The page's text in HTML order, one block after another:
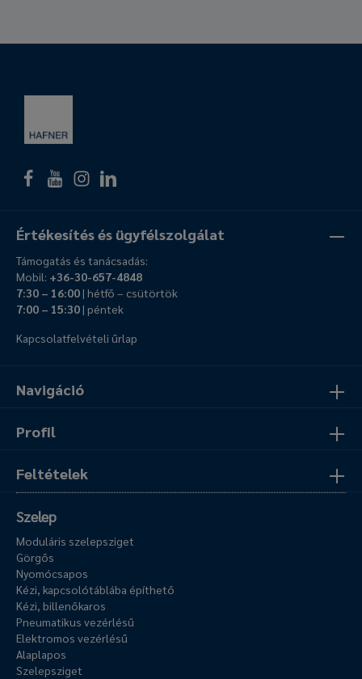
Navigáció
Profil
Feltételek
Értékesítés és ügyfélszolgálat
Támogatás és tanácsadás:
Mobil: +36-30-657-4848
7:30 – 16:00| hétfő – csütörtök
7:00 – 15:30| péntek
Kapcsolatfelvételi űrlap
Szelep
Moduláris szelepsziget
Görgős
Nyomócsapos
Kézi, kapcsolótáblába építhető
Kézi, billenőkaros
Pneumatikus vezérlésű
Elektromos vezérlésű
Alaplapos
Szelepsziget